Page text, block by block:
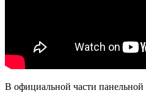
В официальной части